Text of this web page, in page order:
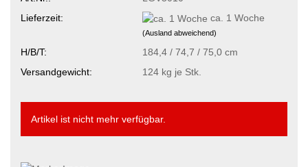
Lieferzeit:
ca. 1 Woche
(Ausland abweichend)
H/B/T:
184,4 / 74,7 / 75,0 cm
Versandgewicht:
124kg je Stk.
Artikel ist nicht mehr verfügbar.